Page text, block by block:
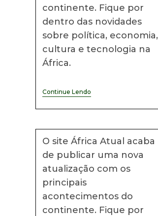
continente. Fique por
dentro das novidades
sobre política, economia,
cultura e tecnologia na
África.
Continue LendoNotícias
Africanas
#31
O site África Atual acaba
de publicar uma nova
atualização com os
principais
acontecimentos do
continente. Fique por